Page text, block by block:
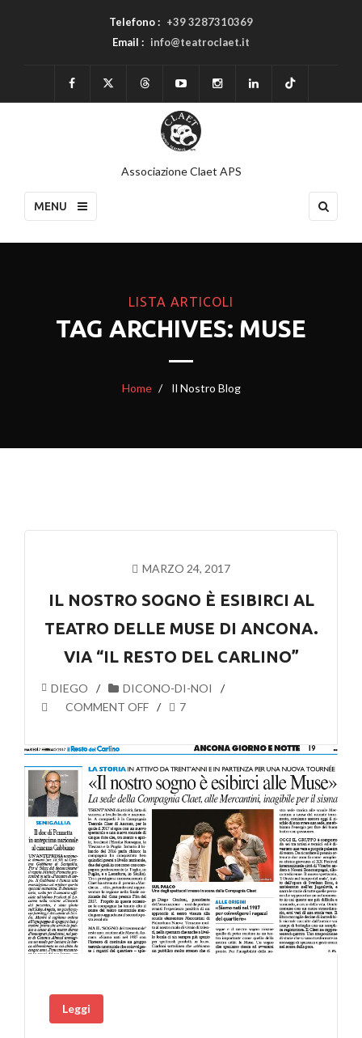
Telefono : +39 3287310369
Email : info@teatroclaet.it
Associazione Claet APS
MENU
LISTA ARTICOLI
TAG ARCHIVES: MUSE
Home Il Nostro Blog
MARZO 24, 2017
IL NOSTRO SOGNO È ESIBIRCI AL
TEATRO DELLE MUSE DI ANCONA.
VIA “IL RESTO DEL CARLINO”
DIEGO
DICONO-DI-NOI
COMMENT OFF
7
Leggi